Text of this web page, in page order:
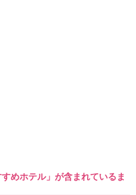
めホテル」が含まれているま